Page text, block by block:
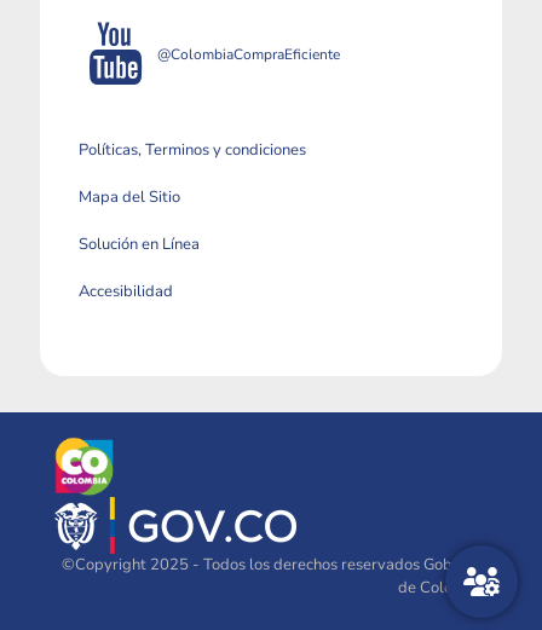
@ColombiaCompraEficiente
Políticas, Terminos y condiciones
Mapa del Sitio
Solución en Línea
Accesibilidad
©Copyright 2025 - Todos los derechos reservados Gobierno
de Colombia